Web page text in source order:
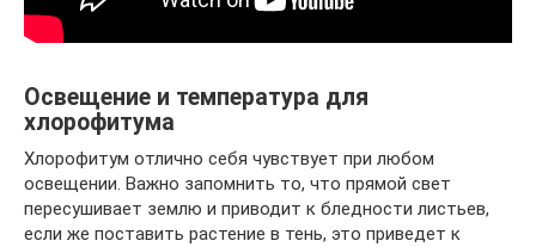
Освещение и температура для
хлорофитума
Хлорофитум отлично себя чувствует при любом
освещении. Важно запомнить то, что прямой свет
пересушивает землю и приводит к бледности листьев,
если же поставить растение в тень, это приведет к